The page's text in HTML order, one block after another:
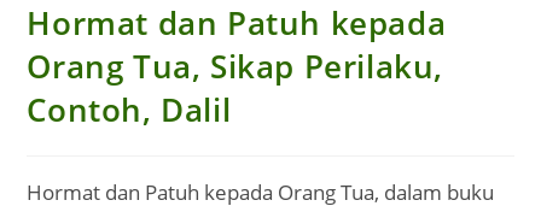
Hormat dan Patuh kepada
Orang Tua, Sikap Perilaku,
Contoh, Dalil
Hormat dan Patuh kepada Orang Tua, dalam buku